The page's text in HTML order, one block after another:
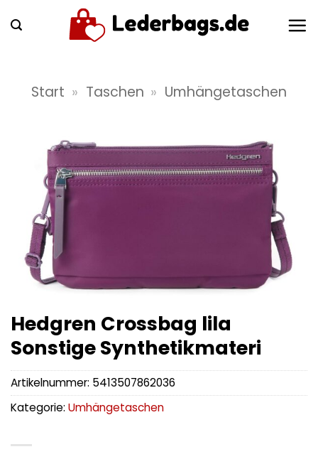
Inhalt
Start » Taschen » Umhängetaschen
Hedgren Crossbag lila
Sonstige Synthetikmateri
Artikelnummer: 5413507862036
Kategorie: Umhängetaschen